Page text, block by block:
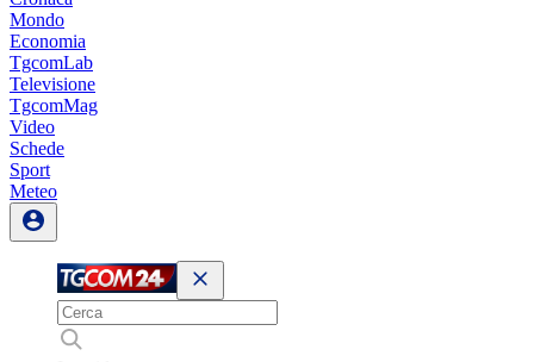
Mondo
Economia
TgcomLab
Televisione
TgcomMag
Video
Schede
Sport
Meteo